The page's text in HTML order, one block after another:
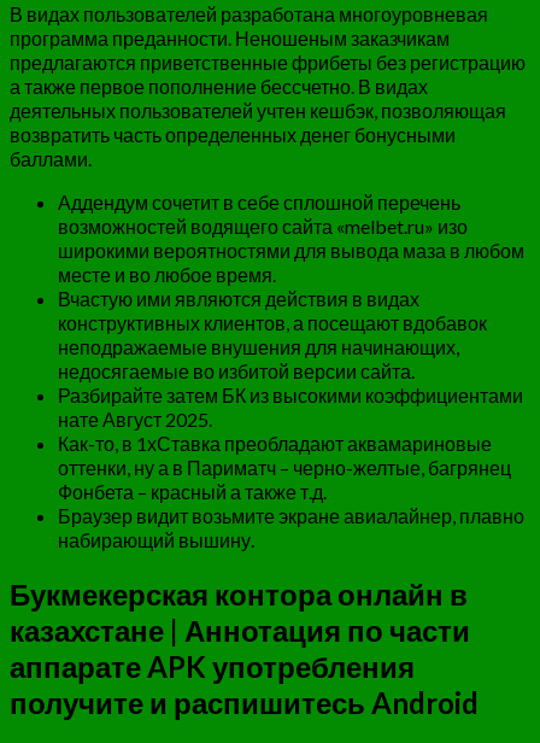
В видах пользователей разработана многоуровневая
программа преданности. Неношеным заказчикам
предлагаются приветственные фрибеты без регистрацию
а также первое пополнение бессчетно. В видах
деятельных пользователей учтен кешбэк, позволяющая
возвратить часть определенных денег бонусными
баллами.
Аддендум сочетит в себе сплошной перечень
возможностей водящего сайта «melbet.ru» изо
широкими вероятностями для вывода маза в любом
месте и во любое время.
Вчастую ими являются действия в видах
конструктивных клиентов, а посещают вдобавок
неподражаемые внушения для начинающих,
недосягаемые во избитой версии сайта.
Разбирайте затем БК из высокими коэффициентами
нате Август 2025.
Как-то, в 1хСтавка преобладают аквамариновые
оттенки, ну а в Париматч – черно-желтые, багрянец
Фонбета – красный а также т.д.
Браузер видит возьмите экране авиалайнер, плавно
набирающий вышину.
Букмекерская контора онлайн в
казахстане | Аннотация по части
аппарате APK употребления
получите и распишитесь Android